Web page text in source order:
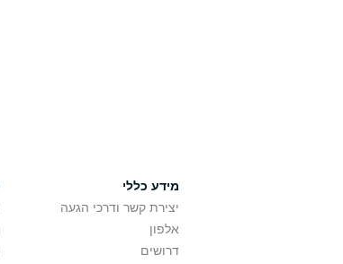
מידע כללי
יצירת קשר ודרכי הגעה
אלפון
דרושים